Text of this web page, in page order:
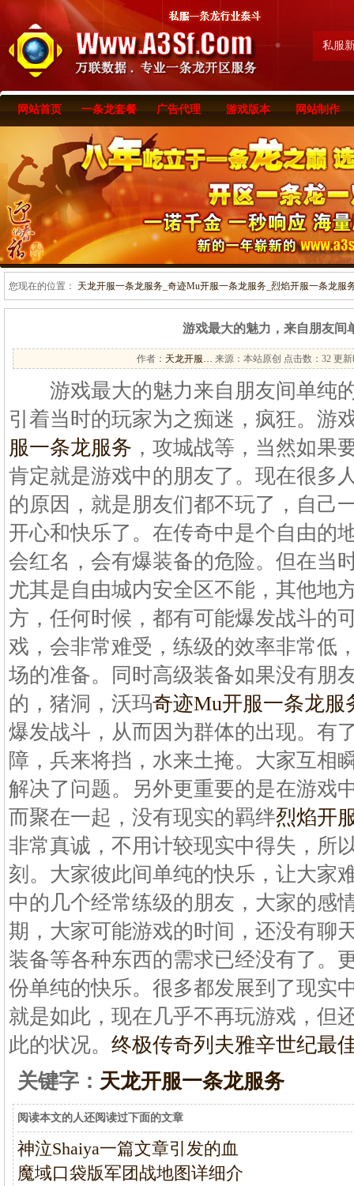
私服
网站首页 一条龙套餐 广告代理 游戏版本 网站制作
您现在的位置： 天龙开服一条龙服务_奇迹Mu开服一条龙服务_烈焰开服一条龙服
游戏最大的魅力，来自朋友间
作者： 天龙开服… 来源：本站原创 点击数： 32 更新
游戏最大的魅力来自朋友间单纯
引着当时的玩家为之痴迷，疯狂。游
服一条龙服务 ，攻城战等，当然如果
肯定就是游戏中的朋友了。现在很多
的原因，就是朋友们都不玩了，自己
开心和快乐了。在传奇中是个自由的
会红名，会有爆装备的危险。但在当
尤其是自由城内安全区不能，其他地
方，任何时候，都有可能爆发战斗的
戏，会非常难受，练级的效率非常低
场的准备。同时高级装备如果没有朋
的，猪洞，沃玛奇迹Mu开服一条龙服
爆发战斗，从而因为群体的出现。有
障，兵来将挡，水来土掩。大家互相
解决了问题。另外更重要的是在游戏
而聚在一起，没有现实的羁绊烈焰开
非常真诚，不用计较现实中得失，所
刻。大家彼此间单纯的快乐，让大家
中的几个经常练级的朋友，大家的感
期，大家可能游戏的时间，还没有聊
装备等各种东西的需求已经没有了。
份单纯的快乐。很多都发展到了现实
就是如此，现在几乎不再玩游戏，但
此的状况。 终极传奇列夫雅辛世纪最
关键字： 天龙开服一条龙服务
阅读本文的人还阅读过下面的文章
神泣Shaiya一篇文章引发的血
魔域口袋版军团战地图详细介